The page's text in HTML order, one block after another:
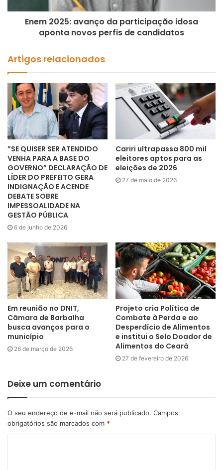
Enem 2025: avanço da participação idosa
aponta novos perfis de candidatos
Artigos relacionados
”SE QUISER SER ATENDIDO
VENHA PARA A BASE DO
GOVERNO” DECLARAÇÃO DE
LÍDER DO PREFEITO GERA
INDIGNAÇÃO E ACENDE
DEBATE SOBRE
IMPESSOALIDADE NA
GESTÃO PÚBLICA
6 de junho de 2026
Cariri ultrapassa 800 mil
eleitores aptos para as
eleições de 2026
27 de maio de 2026
Em reunião no DNIT,
Câmara de Barbalha
busca avanços para o
município
26 de março de 2026
Projeto cria Política de
Combate à Perda e ao
Desperdício de Alimentos
e institui o Selo Doador de
Alimentos do Ceará
27 de fevereiro de 2026
Deixe um comentário
O seu endereço de e-mail não será publicado. Campos
obrigatórios são marcados com *